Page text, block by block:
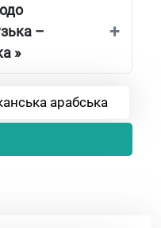
–
»
арабська